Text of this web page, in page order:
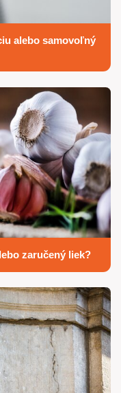
alebo samovoľný
zaručený liek?